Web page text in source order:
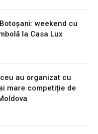
weekend cu
la Casa Lux
au organizat cu
mare competiție de